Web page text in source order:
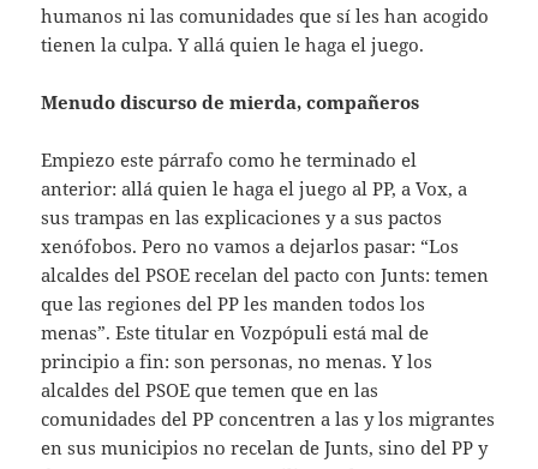
humanos ni las comunidades que sí les han acogido
tienen la culpa. Y allá quien le haga el juego.
Menudo discurso de mierda, compañeros
Empiezo este párrafo como he terminado el
anterior: allá quien le haga el juego al PP, a Vox, a
sus trampas en las explicaciones y a sus pactos
xenófobos. Pero no vamos a dejarlos pasar: “Los
alcaldes del PSOE recelan del pacto con Junts: temen
que las regiones del PP les manden todos los
menas”. Este titular en Vozpópuli está mal de
principio a fin: son personas, no menas. Y los
alcaldes del PSOE que temen que en las
comunidades del PP concentren a las y los migrantes
en sus municipios no recelan de Junts, sino del PP y